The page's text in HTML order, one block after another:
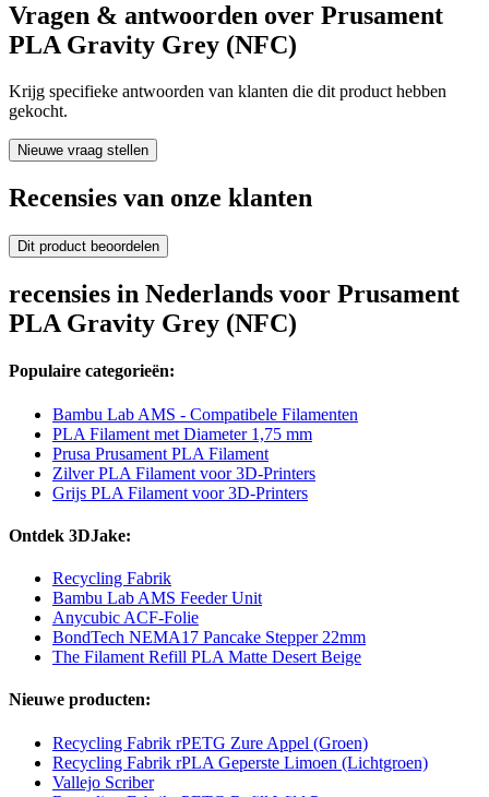
Vragen & antwoorden over Prusament
PLA Gravity Grey (NFC)
Krijg specifieke antwoorden van klanten die dit product hebben
gekocht.
Nieuwe vraag stellen
Recensies van onze klanten
Dit product beoordelen
recensies in Nederlands voor Prusament
PLA Gravity Grey (NFC)
Populaire categorieën:
Bambu Lab AMS - Compatibele Filamenten
PLA Filament met Diameter 1,75 mm
Prusa Prusament PLA Filament
Zilver PLA Filament voor 3D-Printers
Grijs PLA Filament voor 3D-Printers
Ontdek 3DJake:
Recycling Fabrik
Bambu Lab AMS Feeder Unit
Anycubic ACF-Folie
BondTech NEMA17 Pancake Stepper 22mm
The Filament Refill PLA Matte Desert Beige
Nieuwe producten:
Recycling Fabrik rPETG Zure Appel (Groen)
Recycling Fabrik rPLA Geperste Limoen (Lichtgroen)
Vallejo Scriber